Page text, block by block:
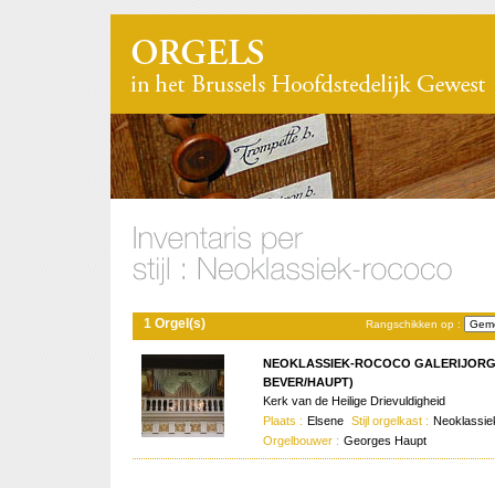
Rangschikken op :
1 Orgel(s)
NEOKLASSIEK-ROCOCO
BEVER/HAUPT)
Kerk van de Heilige Drievuldigheid
Plaats : Elsene Stijl orgelkast :
Orgelbouwer : Georges Haupt